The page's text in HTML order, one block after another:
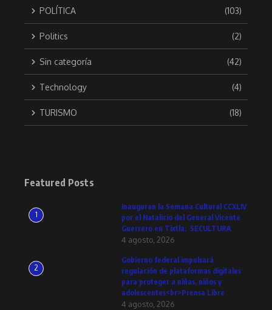
POLÍTICA (103)
Politics (2)
Sin categoría (42)
Technology (4)
TURISMO (18)
Featured Posts
1
Inauguran la Semana Cultural CCXLIV
por el Natalicio del General Vicente
Guerrero en Tixtla: SECULTURA
4 agosto, 2026
2
Gobierno federal impulsará
regulación de plataformas digitales
para proteger a niñas, niños y
adolescentes<br>Prensa Libre
4 agosto, 2026